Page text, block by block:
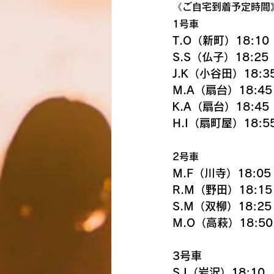
《ご自宅到着予定時間
1号車
T.O（新町）18:10
S.S（仏子）18:25
J.K（小谷田）
M.A（扇台）18:45
K.A（扇台）18:45
H.I（扇町屋）
2号車
M.F（川寺）18:05
R.M（野田）18:15
S.M（双柳）18:25
M.O（高萩）18:50
3号車